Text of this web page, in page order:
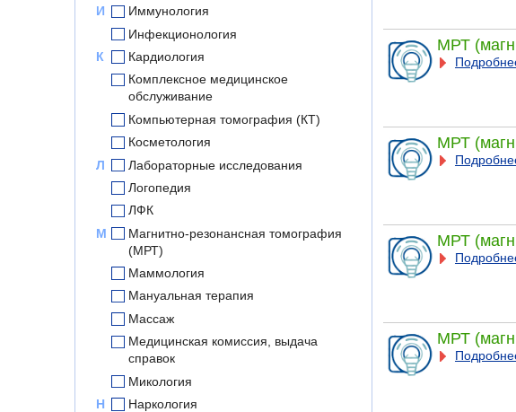
И
Иммунология
Инфекционология
К
Кардиология
Комплексное медицинское
обслуживание
Компьютерная томография (КТ)
Косметология
Л
Лабораторные исследования
Логопедия
ЛФК
М
Магнитно-резонансная томография
(МРТ)
Маммология
Мануальная терапия
Массаж
Медицинская комиссия, выдача
справок
Микология
Н
Наркология
МРТ
МРТ
МРТ
МРТ